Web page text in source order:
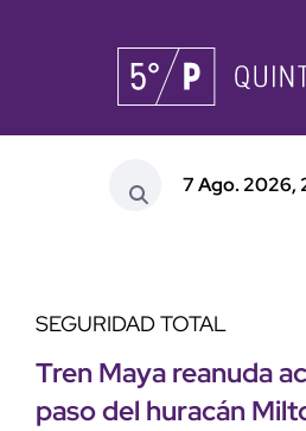
7 Ago. 2026,
SEGURIDAD TOTAL
Tren Maya reanuda
paso del huracán